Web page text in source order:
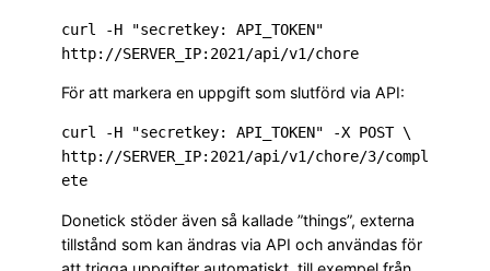
curl -H "secretkey: API_TOKEN"
För att markera en uppgift som slutförd via API:
curl -H "secretkey: API_TOKEN" -X POST \
http://SERVER_IP:2021/api/v1/chore/3/compl
Donetick stöder även så kallade ”things”, externa
tillstånd som kan ändras via API och användas för